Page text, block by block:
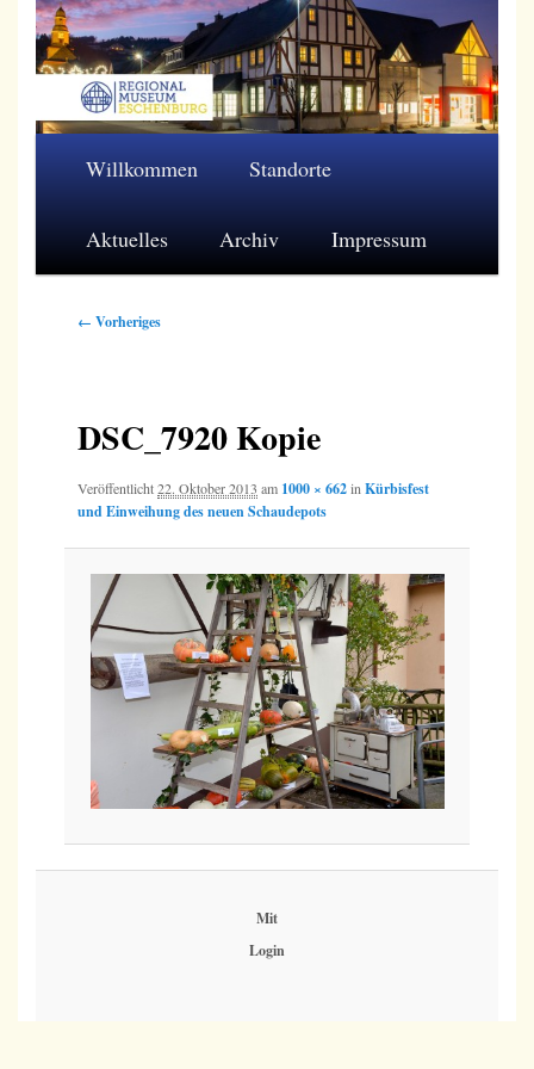
Zum
primären
Inhalt
Regionalmuseum Eschenburg e.V.
Willkommen Standorte
Aktuelles Archiv Impressum
Bilder-
← Vorheriges
DSC_7920 Kopie
Veröffentlicht22. Oktober 2013 am 1000 × 662in Kürbisfest
und Einweihung des neuen Schaudepots
Mit
Login